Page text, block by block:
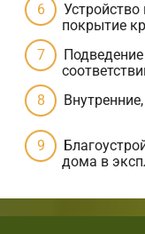
покрытие
дома в